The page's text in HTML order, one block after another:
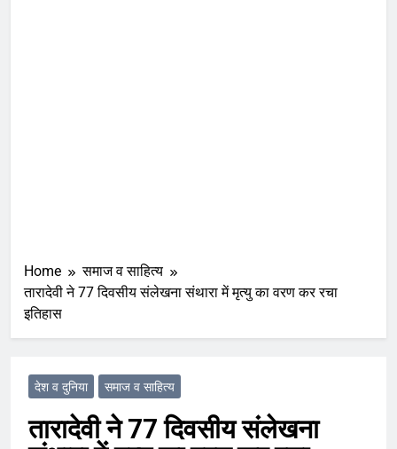
Home
समाज व साहित्य
तारादेवी ने 77 दिवसीय संलेखना संथारा में मृत्यु का वरण कर रचा
इतिहास
देश व दुनिया समाज व साहित्य
तारादेवी ने 77 दिवसीय संलेखना